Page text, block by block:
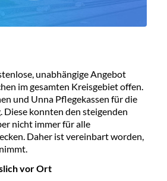
unabhängige Angebot
im gesamten Kreisgebiet offen.
und Unna Pflegekassen für die
Diese konnten den steigenden
nicht immer für alle
Daher ist vereinbart worden,
vor Ort